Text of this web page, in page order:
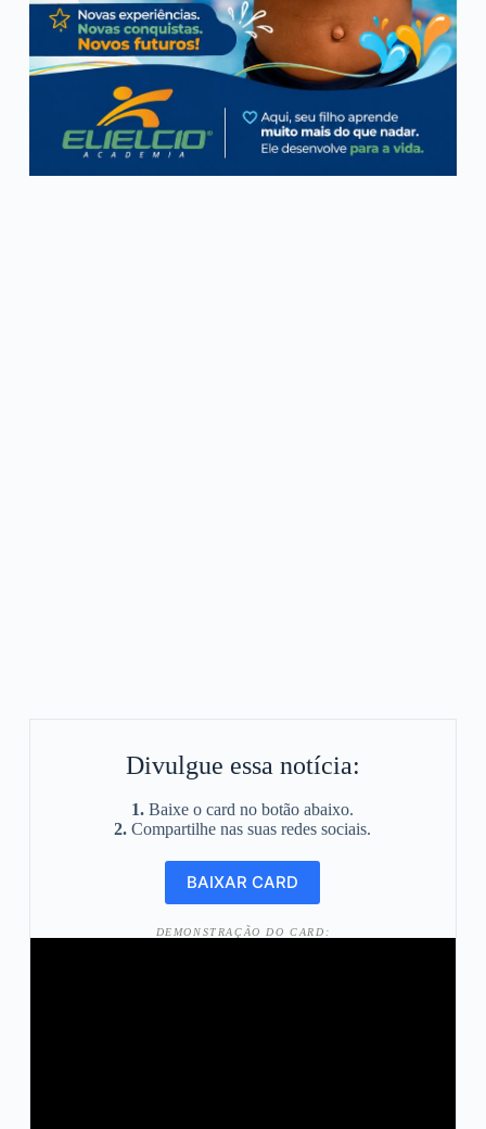
Divulgue essa notícia:
1. Baixe o card no botão abaixo.
2. Compartilhe nas suas redes sociais.
DEMONSTRAÇÃO DO CARD: